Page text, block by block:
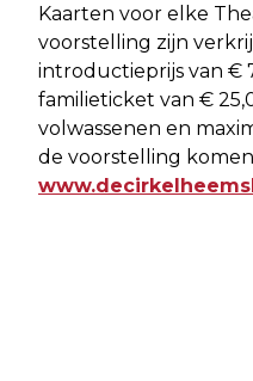
Kaarten voor elke
voorstelling zijn
introductieprijs van €
familieticket van €
volwassenen en
de voorstelling